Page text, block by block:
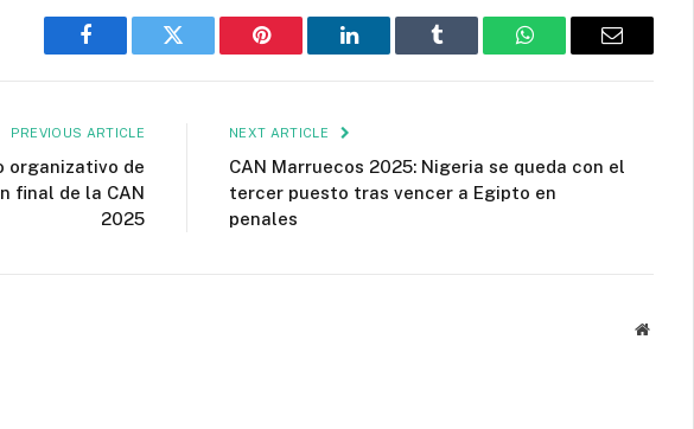
Facebook Twitter Pinterest LinkedIn Tumblr WhatsAppEmail
PREVIOUS ARTICLE
organizativo de
final de la CAN
2025
NEXT ARTICLE
CAN Marruecos 2025: Nigeria se queda con el
tercer puesto tras vencer a Egipto en
penales
Website